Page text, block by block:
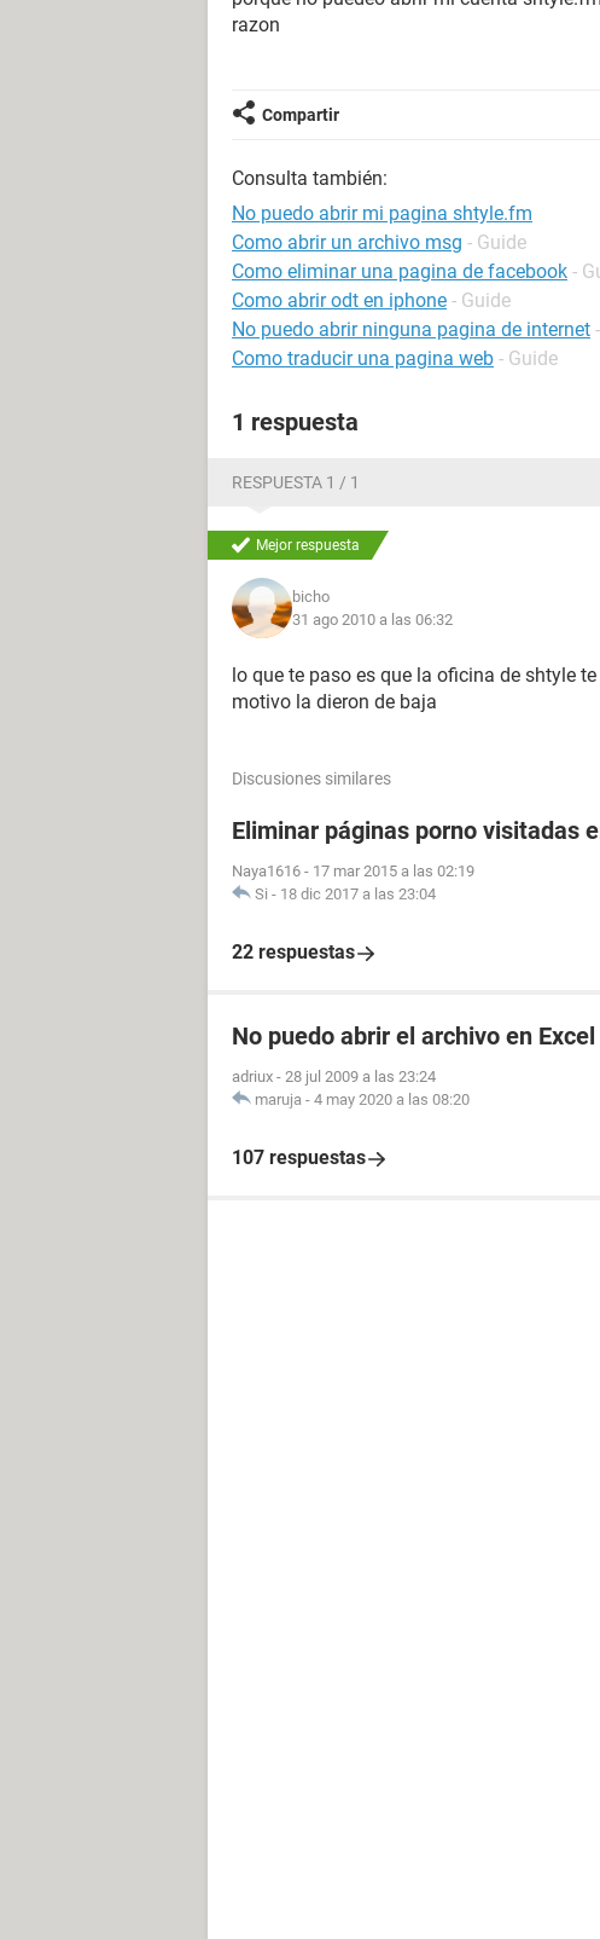
razon
Compartir
Consulta también:
No puedo abrir mi pagina shtyle.fm
Como abrir un archivo msg - Guide
Como eliminar una pagina de facebook -
Como abrir odt en iphone - Guide
No puedo abrir ninguna pagina de internet
Como traducir una pagina web - Guide
1 respuesta
RESPUESTA 1 / 1
Mejor respuesta
bicho
31 ago 2010 a las 06:32
lo que te paso es que la oficina de shtyle
motivo la dieron de baja
Discusiones similares
Eliminar páginas porno visitadas
Naya1616 - 17 mar 2015 a las 02:19
Si - 18 dic 2017 a las 23:04
22 respuestas
No puedo abrir el archivo en Excel
adriux - 28 jul 2009 a las 23:24
maruja - 4 may 2020 a las 08:20
107 respuestas